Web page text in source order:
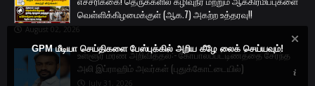
வெள்ளிக்கிழமைக்குள் (ஆக.7) அகற்ற உத்தரவு!!
August 02, 2026
உள்ளூர் மரண அறிவித்தல்:- கோபாலப்பட்டிணத்தை சேர்ந்த
அலி இப்ராஹிம் அவர்கள் (புதுக்கோட்டையில்)
July 31, 2026
GPM மீடியா செய்திகளை பேஸ்புக்கில் அறிய கீழே லைக் செய்யவும்!